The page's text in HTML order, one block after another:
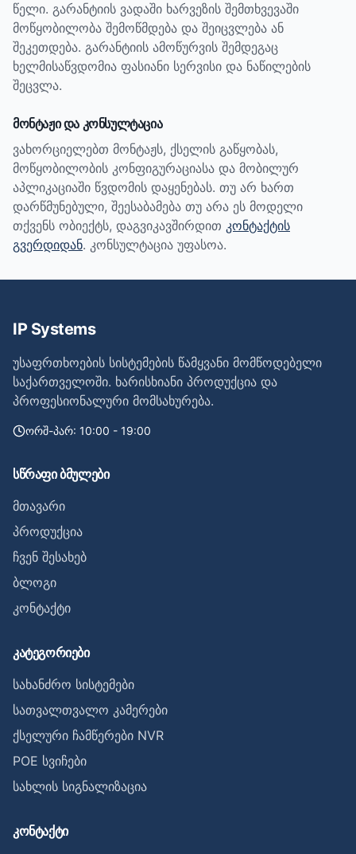
წელი. გარანტიის ვადაში ხარვეზის შემთხვევაში
მოწყობილობა შემოწმდება და შეიცვლება ან
შეკეთდება. გარანტიის ამოწურვის შემდეგაც
ხელმისაწვდომია ფასიანი სერვისი და ნაწილების
შეცვლა.
მონტაჟი და კონსულტაცია
ვახორციელებთ მონტაჟს, ქსელის გაწყობას,
მოწყობილობის კონფიგურაციასა და მობილურ
აპლიკაციაში წვდომის დაყენებას. თუ არ ხართ
დარწმუნებული, შეესაბამება თუ არა ეს მოდელი
თქვენს ობიექტს, დაგვიკავშირდით კონტაქტის
გვერდიდან. კონსულტაცია უფასოა.
IP Systems
უსაფრთხოების სისტემების წამყვანი მომწოდებელი
საქართველოში. ხარისხიანი პროდუქცია და
პროფესიონალური მომსახურება.
ორშ-პარ: 10:00 - 19:00
სწრაფი ბმულები
მთავარი
პროდუქცია
ჩვენ შესახებ
ბლოგი
კონტაქტი
კატეგორიები
სახანძრო სისტემები
სათვალთვალო კამერები
ქსელური ჩამწერები NVR
POE სვიჩები
სახლის სიგნალიზაცია
კონტაქტი